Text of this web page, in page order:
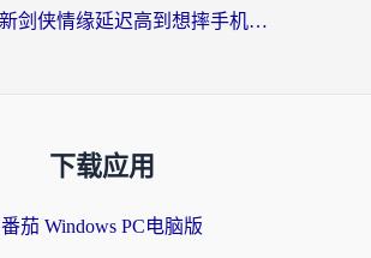
在国外玩新剑侠情缘延迟高到想摔手机？海外玩家亲测有效的加速器选择指南
下载应用
番茄 Windows PC电脑版